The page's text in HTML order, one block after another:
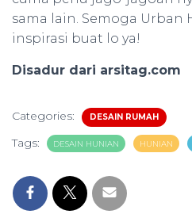
sama lain. Semoga Urban
inspirasi buat lo ya!
Disadur dari arsitag.com
Categories: DESAIN RUMAH
Tags: DESAIN HUNIAN HUNIAN